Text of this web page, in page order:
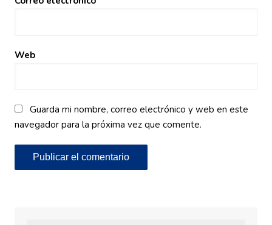
Web
Guarda mi nombre, correo electrónico y web en este
navegador para la próxima vez que comente.